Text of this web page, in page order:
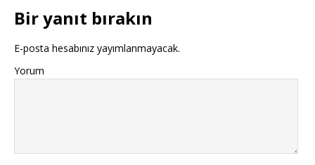
Bir yanıt bırakın
E-posta hesabınız yayımlanmayacak.
Yorum